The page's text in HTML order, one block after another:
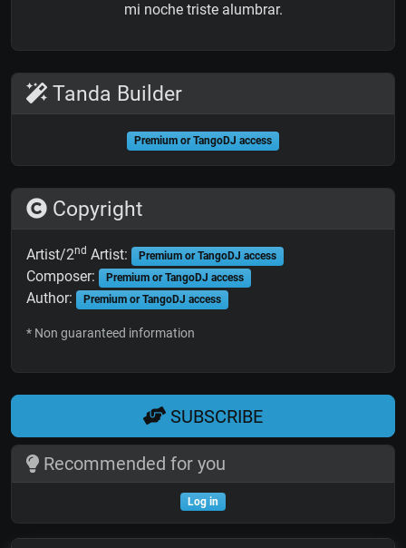
mi noche triste alumbrar.
Tanda Builder
Premium or TangoDJ access
Copyright
Artist/2nd Artist: Premium or TangoDJ access
Composer: Premium or TangoDJ access
Author: Premium or TangoDJ access
* Non guaranteed information
SUBSCRIBE
Recommended for you
Log in